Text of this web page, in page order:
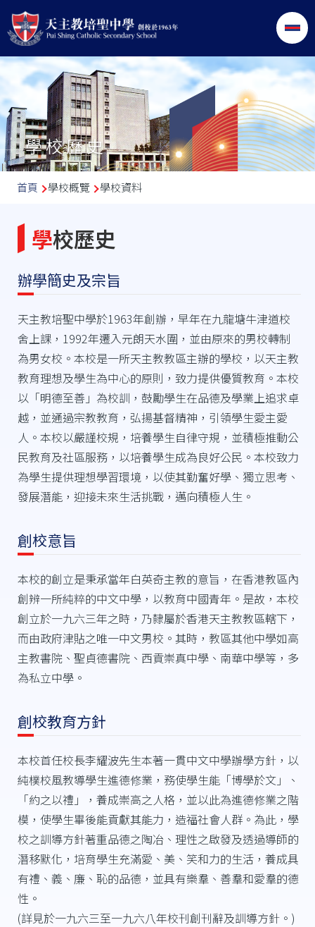
移至主內容
學校歷史
導
連
結
首頁 學校概覽 學校資料
學校歷史
辦學簡史及宗旨
天主教培聖中學於1963年創辦，早年在九龍塘牛津道校
舍上課，1992年遷入元朗天水圍，並由原來的男校轉制
為男女校。本校是一所天主教教區主辦的學校，以天主教
教育理想及學生為中心的原則，致力提供優質教育。本校
以「明德至善」為校訓，鼓勵學生在品德及學業上追求卓
越，並通過宗教教育，弘揚基督精神，引領學生愛主愛
人。本校以嚴謹校規，培養學生自律守規，並積極推動公
民教育及社區服務，以培養學生成為良好公民。本校致力
為學生提供理想學習環境，以使其勤奮好學、獨立思考、
發展潛能，迎接未來生活挑戰，邁向積極人生。
創校意旨
本校的創立是秉承當年白英奇主教的意旨，在香港教區內
創辨一所純粹的中文中學，以教育中國青年。是故，本校
創立於一九六三年之時，乃隸屬於香港天主教教區轄下，
而由政府津貼之唯一中文男校。其時，教區其他中學如高
主教書院、聖貞德書院、西貢崇真中學、南華中學等，多
為私立中學。
創校教育方針
本校首任校長李耀波先生本著一貫中文中學辦學方針，以
純樸校風教導學生進德修業，務使學生能「博學於文」、
「約之以禮」，養成崇高之人格，並以此為進德修業之階
模，使學生畢後能貢獻其能力，造福社會人群。為此，學
校之訓導方針著重品德之陶冶、理性之啟發及透過導師的
潛移默化，培育學生充滿愛、美、笑和力的生活，養成具
有禮、義、廉、恥的品德，並具有樂羣、善羣和愛羣的德
性。
(詳見於一九六三至一九六八年校刊創刊辭及訓導方針。)